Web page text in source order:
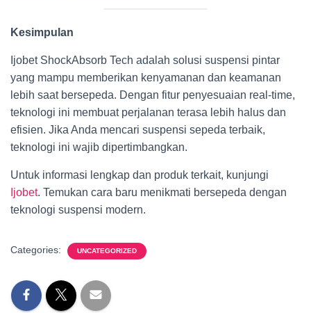
Kesimpulan
Ijobet ShockAbsorb Tech adalah solusi suspensi pintar
yang mampu memberikan kenyamanan dan keamanan
lebih saat bersepeda. Dengan fitur penyesuaian real-time,
teknologi ini membuat perjalanan terasa lebih halus dan
efisien. Jika Anda mencari suspensi sepeda terbaik,
teknologi ini wajib dipertimbangkan.
Untuk informasi lengkap dan produk terkait, kunjungi
Ijobet. Temukan cara baru menikmati bersepeda dengan
teknologi suspensi modern.
Categories: UNCATEGORIZED